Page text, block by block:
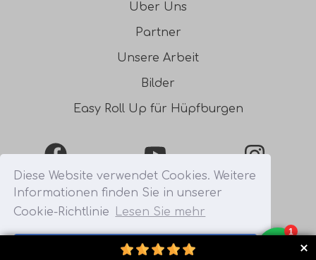
Diese Website verwendet Cookies. Weitere
Informationen finden Sie in unserer
Cookie-Richtlinie
Lesen Sie mehr
Verstanden
Uber Uns
Partner
Unsere Arbeit
Bilder
Easy Roll Up für Hüpfburgen
© 2026 - Bonanza Verhuur